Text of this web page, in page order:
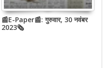
📰E-Paper📰: गुरुवार, 30 नवंबर
2023🗞